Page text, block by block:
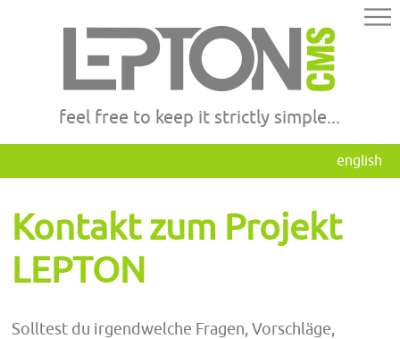
feel free to keep it strictly simple...
english
Kontakt zum Projekt
LEPTON
Solltest du irgendwelche Fragen, Vorschläge,